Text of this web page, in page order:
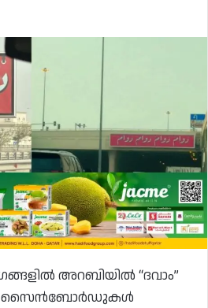
അറബിയിൽ “ദവാം”
സൈൻബോർഡുകൾ